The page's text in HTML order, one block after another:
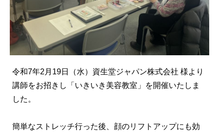
令和7年2月19日（水）資生堂ジャパン株式会社 様より
講師をお招きし「いきいき美容教室」を開催いたしま
した。
簡単なストレッチ行った後、顔のリフトアップにも効